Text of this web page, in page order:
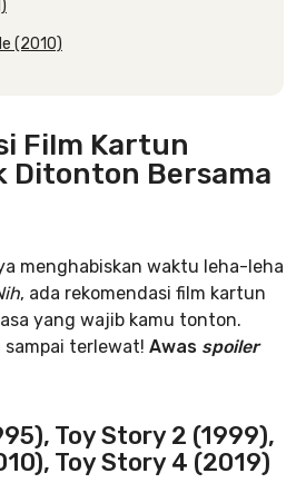
(2010)
Film Kartun
Ditonton Bersama
menghabiskan waktu leha-leha
, ada rekomendasi film kartun
yang wajib kamu tonton.
sampai terlewat! Awas spoiler
Toy Story 2 (1999),
Toy Story 4 (2019)